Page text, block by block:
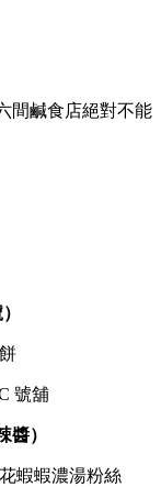
間鹹食店絕對不能
號舖
醬）
蝦蝦濃湯粉絲